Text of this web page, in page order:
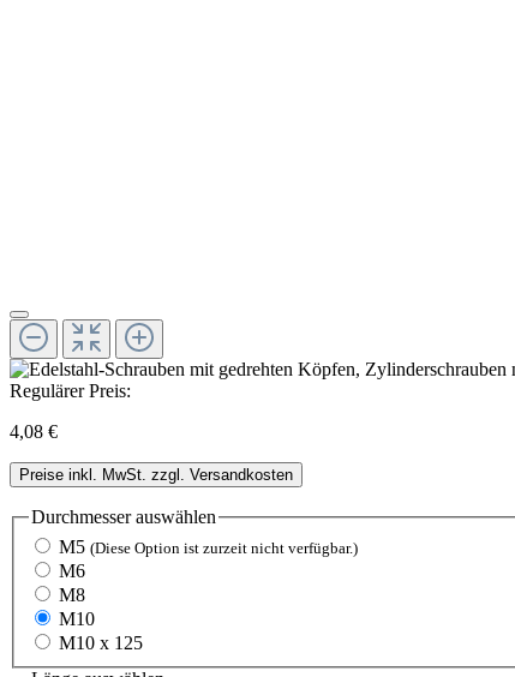
Regulärer Preis:
4,08 €
Preise inkl. MwSt. zzgl. Versandkosten
Durchmesserauswählen
M5 (Diese Option ist zurzeit nicht verfügbar.)
M6
M8
M10
M10 x 125